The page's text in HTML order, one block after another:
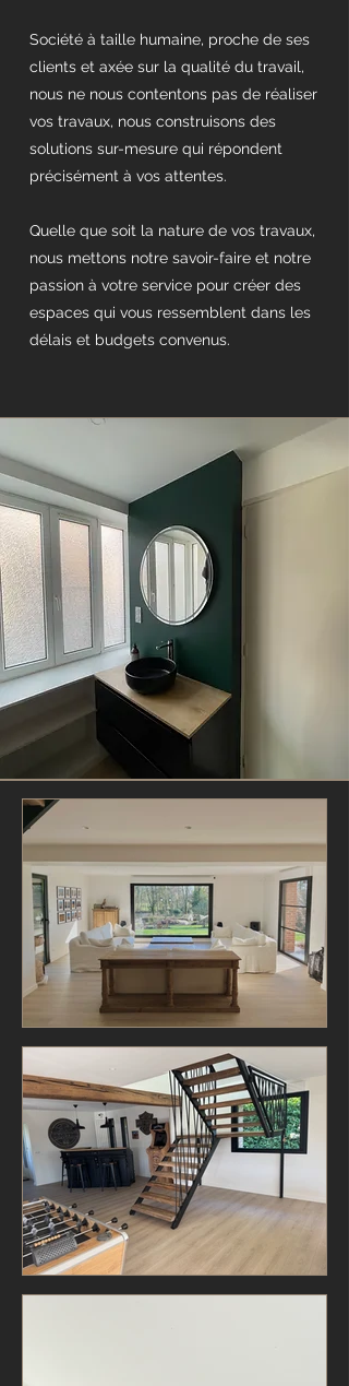
Société à taille humaine, proche de ses
clients et axée sur la qualité du travail,
nous ne nous contentons pas de réaliser
vos travaux, nous construisons des
solutions sur-mesure qui répondent
précisément à vos attentes.
Quelle que soit la nature de vos travaux,
nous mettons notre savoir-faire et notre
passion à votre service pour créer des
espaces qui vous ressemblent dans les
délais et budgets convenus.